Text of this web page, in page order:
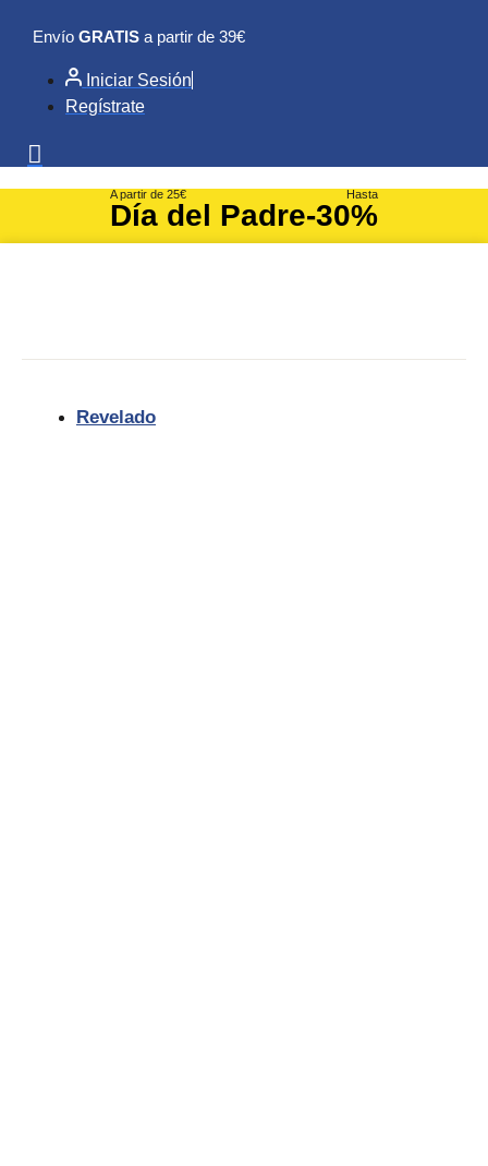
contenido
Envío GRATIS a partir de 39€
Iniciar Sesión
Regístrate
A partir de 25€
Día del Padre
Hasta
-30%
Revelado